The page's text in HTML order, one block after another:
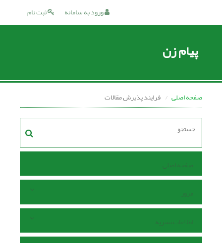
ثبت نام ورود به سامانه
پیام زن
صفحه اصلی فرایند پذیرش مقالات
صفحه اصلی
مرور
اطلاعات نشریه